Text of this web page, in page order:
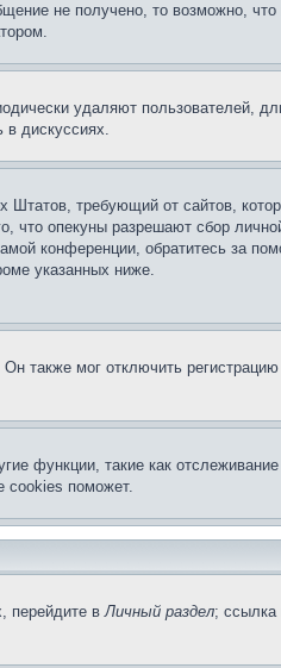
не получено, то возможно,
удаляют пользователей,
в дискуссиях.
Штатов, требующий от сайтов,
что опекуны разрешают сбор
конференции, обратитесь за
указанных ниже.
также мог отключить
функции, такие как
cookies поможет.
перейдите вЛичный раздел; ссылка